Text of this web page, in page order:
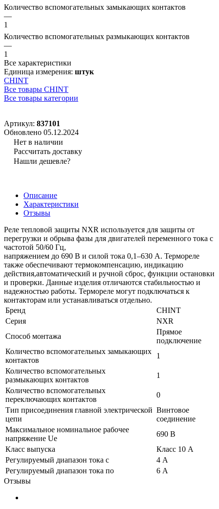
Количество вспомогательных замыкающих контактов
—
1
Количество вспомогательных размыкающих контактов
—
1
Все характеристики
Единица измерения: штук
CHINT
Все товары CHINT
Все товары категории
Артикул: 837101
Обновлено 05.12.2024
Нет в наличии
Рассчитать доставку
Нашли дешевле?
Описание
Характеристики
Отзывы
Реле тепловой защиты NXR используется для защиты от
перегрузки и обрыва фазы для двигателей переменного тока с
частотой 50/60 Гц,
напряжением до 690 В и силой тока 0,1–630 А. Термореле
также обеспечивают термокомпенсацию, индикацию
действия,автоматический и ручной сброс, функции остановки
и проверки. Данные изделия отличаются стабильностью и
надежностью работы. Термореле могут подключаться к
контакторам или устанавливаться отдельно.
Бренд
CHINT
Серия
NXR
Способ монтажа
Прямое
подключение
Количество вспомогательных замыкающих
контактов
1
Количество вспомогательных
размыкающих контактов
1
Количество вспомогательных
переключающих контактов
0
Тип присоединения главной электрической
цепи
Винтовое
соединение
Максимальное номинальное рабочее
напряжение Ue
690 В
Класс выпуска
Класс 10 A
Регулируемый диапазон тока с
4 А
Регулируемый диапазон тока по
6 А
Отзывы